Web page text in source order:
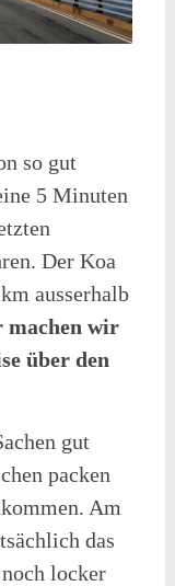
so gut
5 Minuten
Der Koa
ausserhalb
machen wir
über den
gut
packen
Am
das
locker